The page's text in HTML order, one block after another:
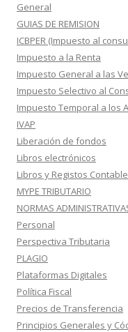
General
GUIAS DE REMISION
ICBPER (Impuesto al
Impuesto a la Renta
Impuesto General a las
Impuesto Selectivo al
Impuesto Temporal a los
IVAP
Liberación de fondos
Libros electrónicos
Libros y Registos
MYPE TRIBUTARIO
NORMAS
Personal
Perspectiva Tributaria
PLAGIO
Plataformas Digitales
Política Fiscal
Precios de Transferencia
Principios Generales y